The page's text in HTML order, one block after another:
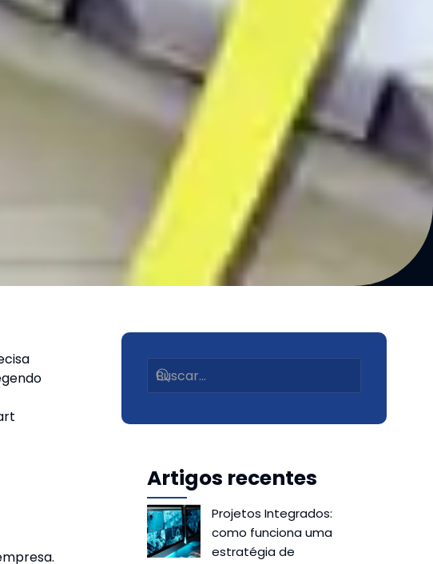
Artigos recentes
Projetos Integrados:
como funciona uma
estratégia de